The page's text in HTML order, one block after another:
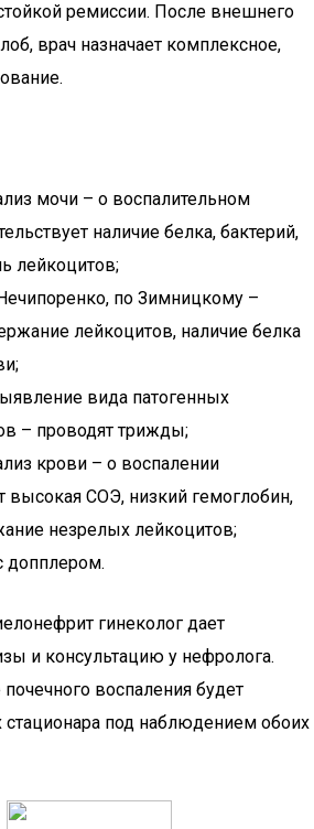
ремиссии. После внешнего
врач назначает комплексное,
мочи – о воспалительном
наличие белка, бактерий,
лейкоцитов;
по Зимницкому –
лейкоцитов, наличие белка
вида патогенных
– проводят трижды;
крови – о воспалении
высокая СОЭ, низкий гемоглобин,
незрелых лейкоцитов;
допплером.
гинеколог дает
и консультацию у нефролога.
воспаления будет
стационара под наблюдением обоих